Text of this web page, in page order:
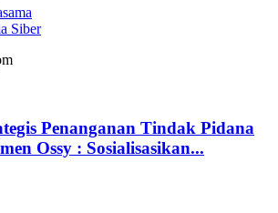
Siber
Penanganan Tindak Pidana
Ossy : Sosialisasikan...